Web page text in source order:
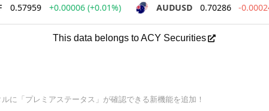
This data belongs to ACY Securities
に「プレミアステータス」が確認できる新機能を追加！